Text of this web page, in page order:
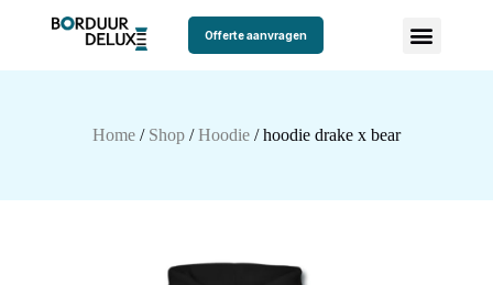
Offerte aanvragen
Home/ Shop/Hoodie/ hoodie drake x bear